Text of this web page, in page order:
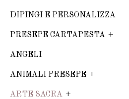
DIPINGI E PERSONALIZZA
PRESEPE CARTAPESTA
ANGELI
ANIMALI PRESEPE
ARTE SACRA